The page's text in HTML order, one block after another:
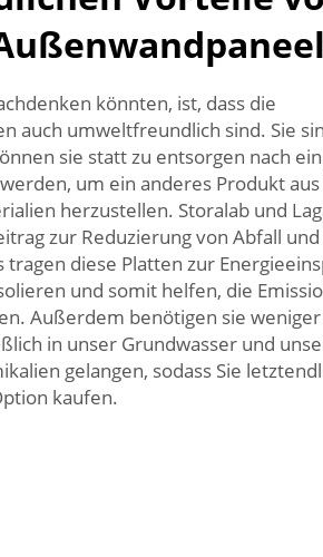
könnten, ist, dass die
auch umweltfreundlich sind. Sie
sie statt zu entsorgen nach
um ein anderes Produkt
herzustellen. Storalab und
zur Reduzierung von Abfall
diese Platten zur
und somit helfen, die
Außerdem benötigen sie
in unser Grundwasser und
gelangen, sodass Sie
kaufen.